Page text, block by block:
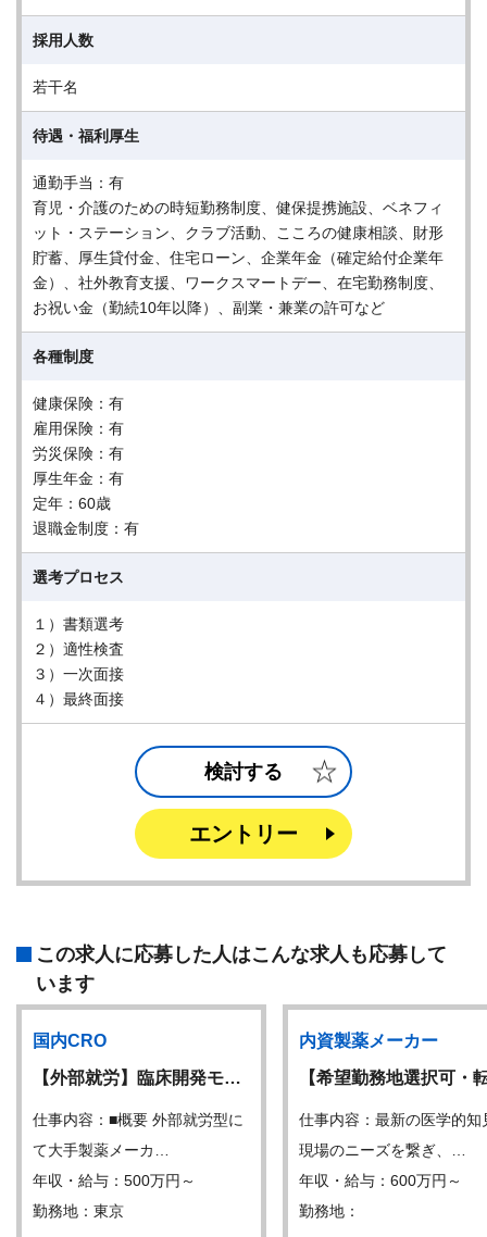
採用人数
若干名
待遇・福利厚生
通勤手当：有
育児・介護のための時短勤務制度、健保提携施設、ベネフィ
ット・ステーション、クラブ活動、こころの健康相談、財形
貯蓄、厚生貸付金、住宅ローン、企業年金（確定給付企業年
金）、社外教育支援、ワークスマートデー、在宅勤務制度、
お祝い金（勤続10年以降）、副業・兼業の許可など
各種制度
健康保険：有
雇用保険：有
労災保険：有
厚生年金：有
定年：60歳
退職金制度：有
選考プロセス
１）書類選考
２）適性検査
３）一次面接
４）最終面接
検討する
エントリー
この求人に応募した人はこんな求人も応募して
います
国内CRO
【外部就労】臨床開発モ…
仕事内容：■概要 外部就労型に
て大手製薬メーカ…
年収・給与：500万円～
勤務地：東京
内資製薬メーカー
【希望勤務地選択可・
仕事内容：最新の医学的知
現場のニーズを繋ぎ、…
年収・給与：600万円～
勤務地：